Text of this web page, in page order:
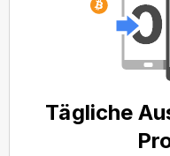
Tägliche